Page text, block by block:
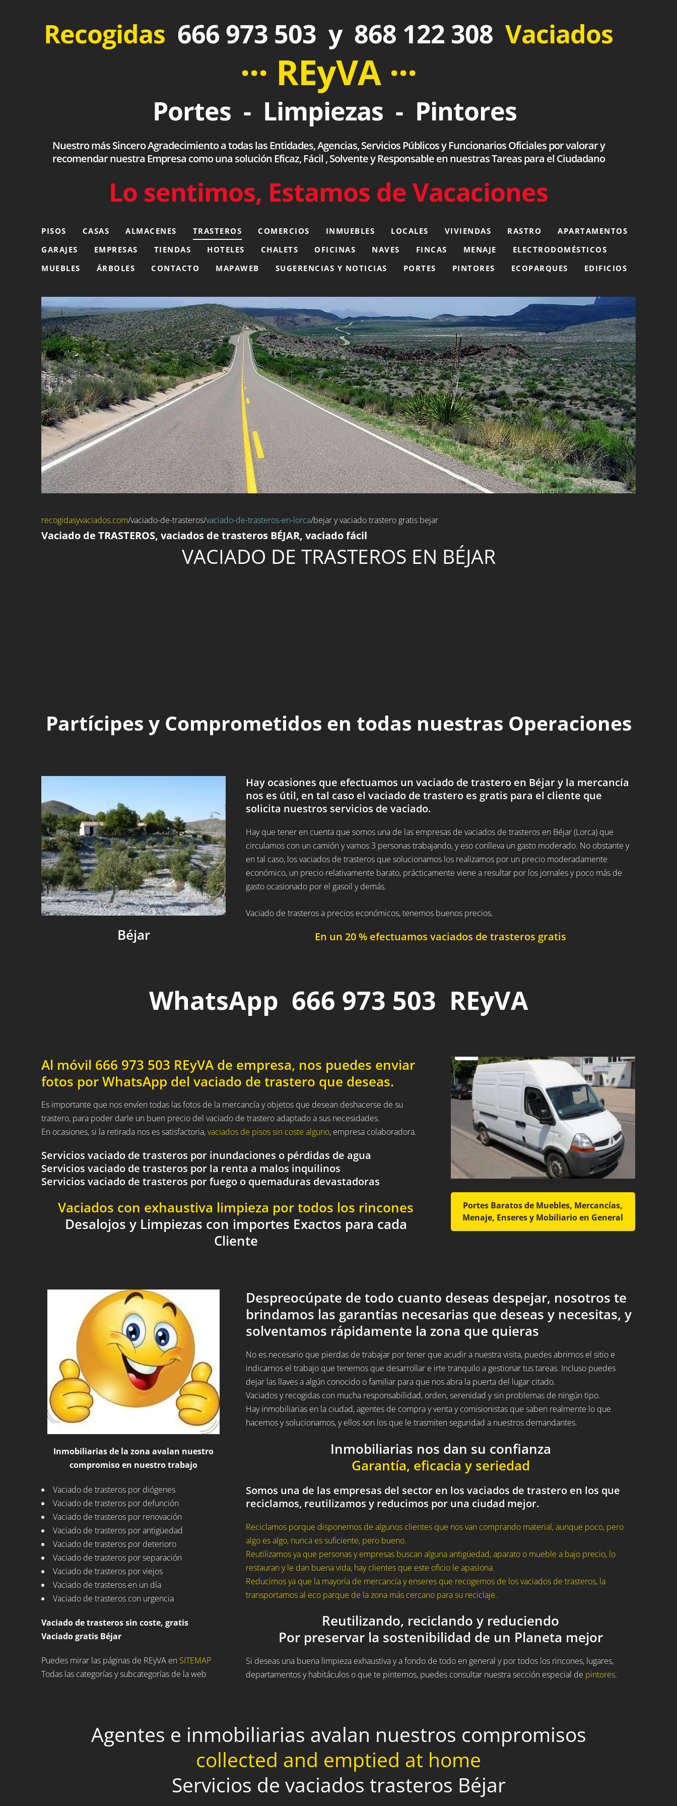
Recogidas 666 973 503 y 868 122 308 Vaciados
··· REyVA ···
Portes - Limpiezas - Pintores
Nuestro más Sincero Agradecimiento a todas las Entidades, Agencias, Servicios Públicos y Funcionarios Oficiales por valorar y
recomendar nuestra Empresa como una solución Eficaz, Fácil , Solvente y Responsable en nuestras Tareas para el Ciudadano
Lo sentimos, Estamos de Vacaciones
PISOS CASAS ALMACENES TRASTEROS COMERCIOS INMUEBLES LOCALES VIVIENDAS RASTRO
APARTAMENTOS
GARAJES
EMPRESAS TIENDAS HOTELES CHALETS OFICINAS NAVES FINCAS MENAJE
ELECTRODOMÉSTICOS
MUEBLES
ÁRBOLES CONTACTO MAPAWEB SUGERENCIAS Y NOTICIAS PORTES PINTORES ECOPARQUES EDIFICIOS
recogidasyvaciados.com/vaciado-de-trasteros/vaciado-de-trasteros-en-lorca/bejar y vaciado trastero gratis bejar
Vaciado de TRASTEROS, vaciados de trasteros BÉJAR, vaciado fácil
VACIADO DE TRASTEROS EN BÉJAR
Partícipes y Comprometidos en todas nuestras Operaciones
Béjar
Hay ocasiones que efectuamos un vaciado de trastero en Béjar y la mercancía
nos es útil, en tal caso el vaciado de trastero es gratis para el cliente que
solicita nuestros servicios de vaciado.
Hay que tener en cuenta que somos una de las empresas de vaciados de trasteros en Béjar (Lorca) que
circulamos con un camión y vamos 3 personas trabajando, y eso conlleva un gasto moderado. No obstante y
en tal caso, los vaciados de trasteros que solucionamos los realizamos por un precio moderadamente
económico, un precio relativamente barato, prácticamente viene a resultar por los jornales y poco más de
gasto ocasionado por el gasoil y demás.
Vaciado de trasteros a precios económicos, tenemos buenos precios.
En un 20 % efectuamos vaciados de trasteros gratis
WhatsApp 666 973 503 REyVA
Al móvil 666 973 503 REyVA de empresa, nos puedes enviar
fotos por WhatsApp del vaciado de trastero que deseas.
Es importante que nos envíen todas las fotos de la mercancía y objetos que desean deshacerse de su
trastero, para poder darle un buen precio del vaciado de trastero adaptado a sus necesidades.
En ocasiones, si la retirada nos es satisfactoria,vaciados de pisos sin coste alguno, empresa colaboradora.
Servicios vaciado de trasteros por inundaciones o pérdidas de agua
Servicios vaciado de trasteros por la renta a malos inquilinos
Servicios vaciado de trasteros por fuego o quemaduras devastadoras
Vaciados con exhaustiva limpieza por todos los rincones
Desalojos y Limpiezas con importes Exactos para cada
Cliente
Portes Baratos de Muebles, Mercancías,
Menaje, Enseres y Mobiliario en General
Inmobiliarias de la zona avalan nuestro
compromiso en nuestro trabajo
Vaciado de trasteros por diógenes
Vaciado de trasteros por defunción
Vaciado de trasteros por renovación
Vaciado de trasteros por antigüedad
Vaciado de trasteros por deterioro
Vaciado de trasteros por separación
Vaciado de trasteros por viejos
Vaciado de trasteros en un día
Vaciado de trasteros con urgencia
Vaciado de trasteros sin coste, gratis
Vaciado gratis Béjar
Puedes mirar las páginas de REyVA en SITEMAP
Todas las categorías y subcategorías de la web
Despreocúpate de todo cuanto deseas despejar, nosotros te
brindamos las garantías necesarias que deseas y necesitas, y
solventamos rápidamente la zona que quieras
No es necesario que pierdas de trabajar por tener que acudir a nuestra visita, puedes abrirnos el sitio e
indicarnos el trabajo que tenemos que desarrollar e irte tranquilo a gestionar tus tareas. Incluso puedes
dejar las llaves a algún conocido o familiar para que nos abra la puerta del lugar citado.
Vaciados y recogidas con mucha responsabilidad, orden, serenidad y sin problemas de ningún tipo.
Hay inmobiliarias en la ciudad, agentes de compra y venta y comisionistas que saben realmente lo que
hacemos y solucionamos, y ellos son los que le trasmiten seguridad a nuestros demandantes.
Inmobiliarias nos dan su confianza
Garantía, eficacia y seriedad
Somos una de las empresas del sector en los vaciados de trastero en los que
reciclamos, reutilizamos y reducimos por una ciudad mejor.
Reciclamos porque disponemos de algunos clientes que nos van comprando material, aunque poco, pero
algo es algo, nunca es suficiente, pero bueno.
Reutilizamos ya que personas y empresas buscan alguna antigüedad, aparato o mueble a bajo precio, lo
restauran y le dan buena vida, hay clientes que este oficio le apasiona.
Reducimos ya que la mayoría de mercancía y enseres que recogemos de los vaciados de trasteros, la
transportamos al eco parque de la zona más cercano para su reciclaje.
Reutilizando, reciclando y reduciendo
Por preservar la sostenibilidad de un Planeta mejor
Si deseas una buena limpieza exhaustiva y a fondo de todo en general y por todos los rincones, lugares,
departamentos y habitáculos o que te pintemos, puedes consultar nuestra sección especial de pintores.
Agentes e inmobiliarias avalan nuestros compromisos
collected and emptied at home
Servicios de vaciados trasteros Béjar